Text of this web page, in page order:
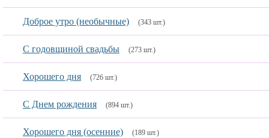
Доброе утро (необычные) (343 шт.)
C годовщиной свадьбы (273 шт.)
Хорошего дня (726 шт.)
С Днем рождения (894 шт.)
Хорошего дня (осенние) (189 шт.)